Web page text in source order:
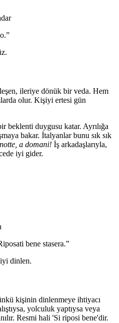
”
ileriye dönük bir veda. Hem
olur. Kişiyi ertesi gün
beklenti duygusu katar. Ayrılığa
bakar. İtalyanlar bunu sık sık
a domani! İş arkadaşlarıyla,
iyi gider.
bene stasera.”
dinlen.
kişinin dinlenmeye ihtiyacı
yolculuk yaptıysa veya
Resmi hali 'Si riposi bene'dir.